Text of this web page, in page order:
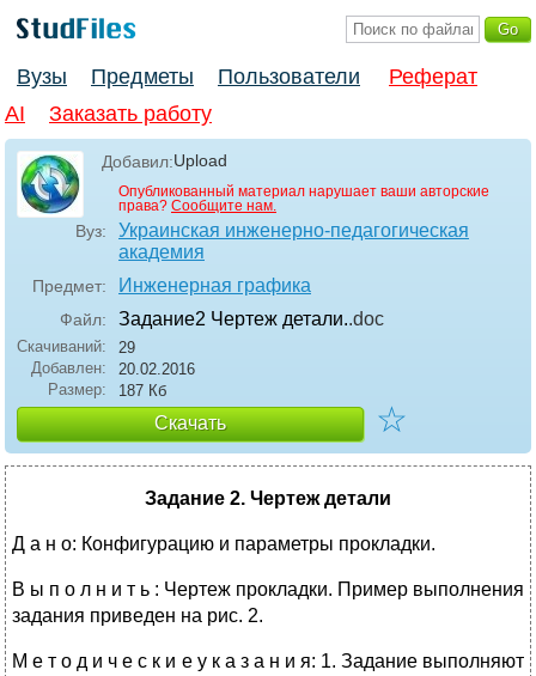
Вузы Предметы Пользователи
Реферат
AI
Заказать работу
Добавил:Upload
Опубликованный материал нарушает ваши авторские
права? Сообщите нам.
Вуз:
Украинская инженерно-педагогическая
академия
Предмет: Инженерная графика
Файл: Задание2 Чертеж детали..doc
Скачиваний:
29
Добавлен:
20.02.2016
Размер:
187 Кб
Скачать ☆
Задание 2. Чертеж детали
Д а н о: Конфигурацию и параметры прокладки.
В ы п о л н и т ь : Чертеж прокладки. Пример выполнения
задания приведен на рис. 2.
М е т о д и ч е с к и е у к а з а н и я: 1. Задание выполняют